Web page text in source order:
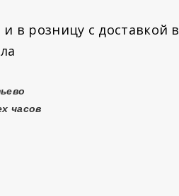
в розницу с доставкой в
часов